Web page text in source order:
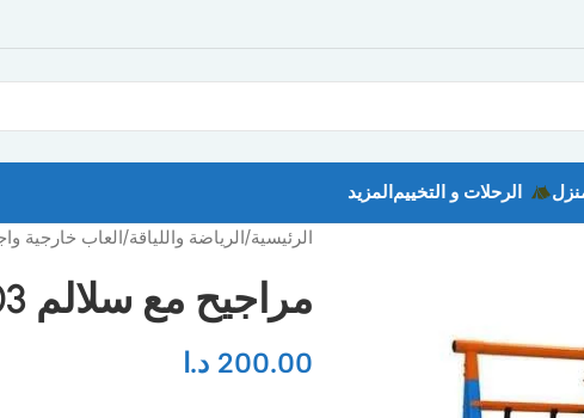
الرحلات و التخييم المزيد
الرئيسية/الرياضة واللياقة/العاب خارجية
مراجيح مع سلالم SW-N0403
200.00 د.ا